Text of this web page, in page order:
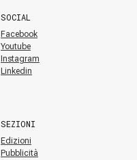
SOCIAL
Facebook
Youtube
Instagram
Linkedin
SEZIONI
Edizioni
Pubblicità